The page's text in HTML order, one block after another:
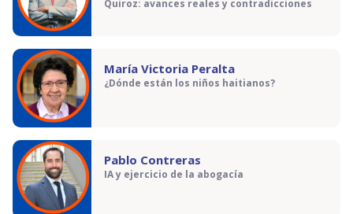
Quiroz: avances reales y contradicciones
María Victoria Peralta
¿Dónde están los niños haitianos?
Pablo Contreras
IA y ejercicio de la abogacía